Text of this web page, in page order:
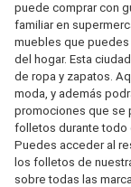
puede comprar con
familiar en
muebles que
del hogar. Esta
de ropa y zapatos.
moda, y además
promociones que se
folletos durante todo
Puedes acceder al
los folletos de
sobre todas las